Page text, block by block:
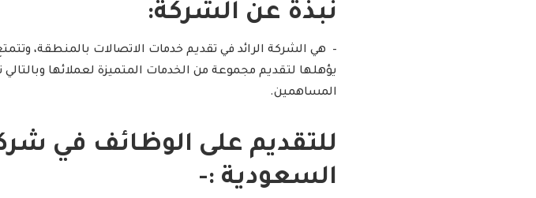
نبذة عن الشركة:
– هي الشركة الرائد في تقديم خدمات الاتصالات بالمنطقة،
يؤهلها لتقديم مجموعة من الخدمات المتميزة لعملائها
المساهمين.
للتقديم على الوظائف في
السعودية :-